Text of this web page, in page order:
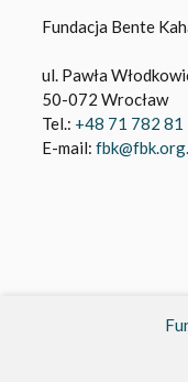
Fundacja Bente
ul. Pawła
50-072 Wrocław
Tel.: +48 71 782 81
E-mail: